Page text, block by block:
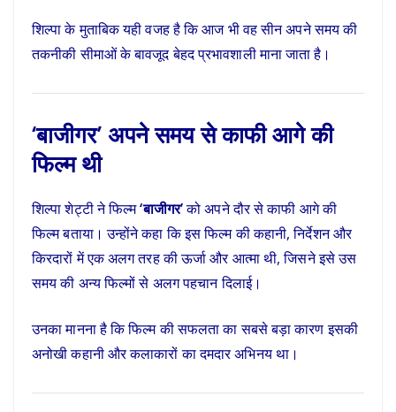
शिल्पा के मुताबिक यही वजह है कि आज भी वह सीन अपने समय की
तकनीकी सीमाओं के बावजूद बेहद प्रभावशाली माना जाता है।
‘बाजीगर’ अपने समय से काफी आगे की
फिल्म थी
शिल्पा शेट्टी ने फिल्म‘बाजीगर’को अपने दौर से काफी आगे की
फिल्म बताया। उन्होंने कहा कि इस फिल्म की कहानी, निर्देशन और
किरदारों में एक अलग तरह की ऊर्जा और आत्मा थी, जिसने इसे उस
समय की अन्य फिल्मों से अलग पहचान दिलाई।
उनका मानना है कि फिल्म की सफलता का सबसे बड़ा कारण इसकी
अनोखी कहानी और कलाकारों का दमदार अभिनय था।